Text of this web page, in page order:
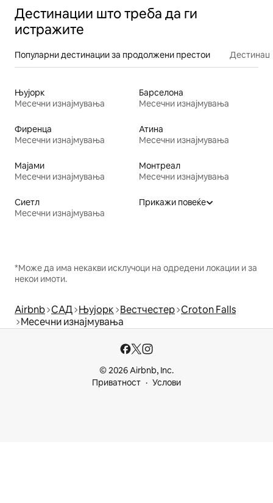
Дестинации што треба да ги
истражите
Популарни дестинации за продолжени престои
Њујорк
Месечни изнајмувања
Барселона
Месечни изнајмувања
Фиренца
Месечни изнајмувања
Атина
Месечни изнајмувања
Мајами
Месечни изнајмувања
Монтреал
Месечни изнајмувања
Сиетл
Месечни изнајмувања
Прикажи повеќе
*Може да има некакви исклучоци на одредени локации и за
некои имоти.
Airbnb САД Њујорк Вестчестер Croton Falls
Месечни изнајмувања
© 2026 Airbnb, Inc.
Приватност
Услови